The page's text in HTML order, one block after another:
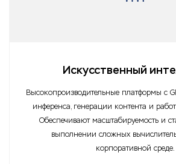
Искусственный
Высокопроизводительные платформы с
инференса, генерации контента и
Обеспечивают масштабируемость и
выполнении сложных
корпоративной среде.